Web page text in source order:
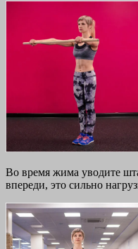
Во время жима уводите
впереди, это сильно